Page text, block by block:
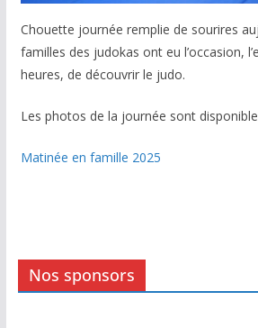
Chouette journée remplie de sourires
familles des judokas ont eu l’occasion,
heures, de découvrir le judo.
Les photos de la journée sont
Matinée en famille 2025
Nos sponsors